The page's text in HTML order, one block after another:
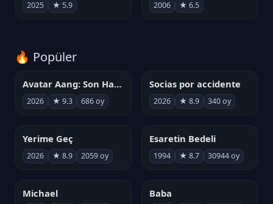
2025 ★ 5.9 2006 ★ 6.5
🔥 Popüler
Avatar Aang: Son Havabükücü
2026 ★ 9.3 686 oy
Socias por accidente
2026 ★ 8.9 340 oy
Yerime Geç
2026 ★ 8.9 2059 oy
Esaretin Bedeli
1994 ★ 8.7 30944 oy
Michael Baba